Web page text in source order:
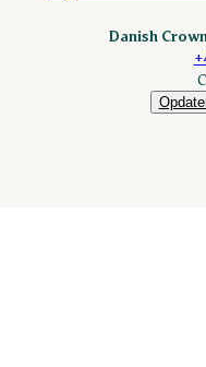
Danish